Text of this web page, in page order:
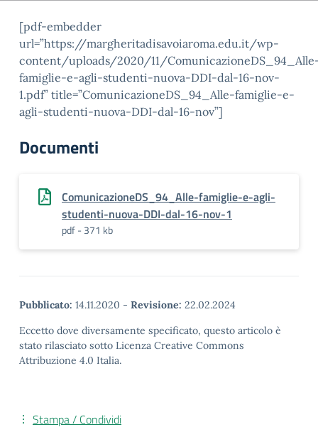
[pdf-embedder
url=”https://margheritadisavoiaroma.edu.it/wp-
content/uploads/2020/11/
famiglie-e-agli-studenti-nuova-DDI-dal-16-nov-
1.pdf” title=”ComunicazioneDS_94_Alle-famiglie-e-
agli-studenti-nuova-DDI-dal-16-nov”]
Documenti
ComunicazioneDS_94_Alle-famiglie-e-agli-
studenti-nuova-DDI-dal-16-nov-1
pdf - 371 kb
Pubblicato: 14.11.2020 - Revisione: 22.02.2024
Eccetto dove diversamente specificato, questo articolo è
stato rilasciato sotto Licenza Creative Commons
Attribuzione 4.0 Italia.
Stampa / Condividi